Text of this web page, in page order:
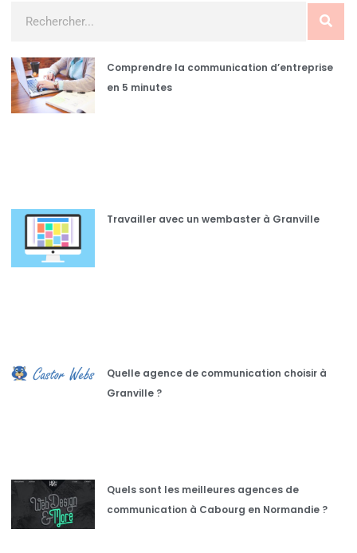
Comprendre la communication d’entreprise
en 5 minutes
Travailler avec un wembaster à Granville
Quelle agence de communication choisir à
Granville ?
Quels sont les meilleures agences de
communication à Cabourg en Normandie ?